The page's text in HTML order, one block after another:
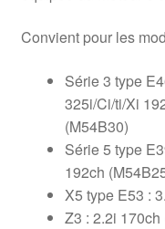
Convient pour les
Série 3 type
325i/Ci/ti/Xi
(M54B30)
Série 5 type
192ch
X5 type E53 :
Z3 : 2.2i